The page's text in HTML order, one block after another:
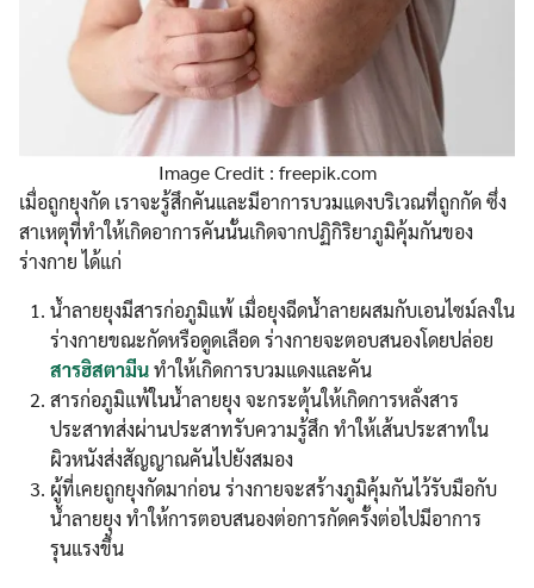
Image Credit : freepik.com
เมื่อถูกยุงกัด เราจะรู้สึกคันและมีอาการบวมแดงบริเวณที่ถูกกัด ซึ่ง
สาเหตุที่ทำให้เกิดอาการคันนั้นเกิดจากปฏิกิริยาภูมิคุ้มกันของ
ร่างกาย ได้แก่
น้ำลายยุงมีสารก่อภูมิแพ้ เมื่อยุงฉีดน้ำลายผสมกับเอนไซม์ลงใน
ร่างกายขณะกัดหรือดูดเลือด ร่างกายจะตอบสนองโดยปล่อย
สารฮิสตามีนทำให้เกิดการบวมแดงและคัน
สารก่อภูมิแพ้ในน้ำลายยุง จะกระตุ้นให้เกิดการหลั่งสาร
ประสาทส่งผ่านประสาทรับความรู้สึก ทำให้เส้นประสาทใน
ผิวหนังส่งสัญญาณคันไปยังสมอง
ผู้ที่เคยถูกยุงกัดมาก่อน ร่างกายจะสร้างภูมิคุ้มกันไว้รับมือกับ
น้ำลายยุง ทำให้การตอบสนองต่อการกัดครั้งต่อไปมีอาการ
รุนแรงขึ้น